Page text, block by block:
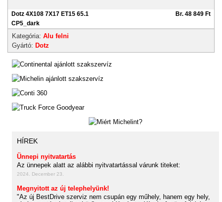
Dotz 4X108 7X17 ET15 65.1
CP5_dark
Br. 48 849 Ft
Kategória: Alu felni
Gyártó: Dotz
HÍREK
Ünnepi nyitvatartás
Az ünnepek alatt az alábbi nyitvatartással várunk titeket:
2024. December 23.
Megnyitott az új telephelyünk!
"Az új BestDrive szerviz nem csupán egy műhely, hanem egy hely,